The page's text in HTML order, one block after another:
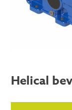
Helical